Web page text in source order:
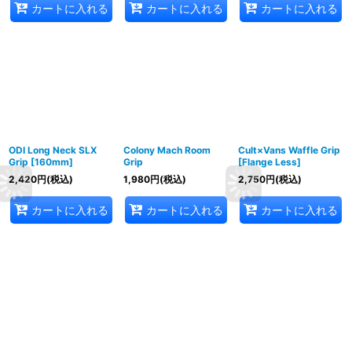
カートに入れる カートに入れる カートに入れる
ODI Long Neck SLX
Grip [160mm]
2,420円(税込)
カートに入れる
Colony Mach Room
Grip
1,980円(税込)
カートに入れる
Cult×Vans Waffle Grip
[Flange Less]
2,750円(税込)
カートに入れる